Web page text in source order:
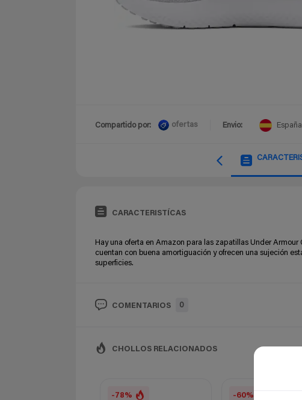
Compartido por: ofertas Envio: España
CARACTERISTÍCAS
Hay una oferta en Amazon para las zapatillas Under
cuentan con buena amortiguación y ofrecen una sujeción
superficies.
COMENTARIOS 0
CHOLLOS RELACIONADOS
-78% -60%